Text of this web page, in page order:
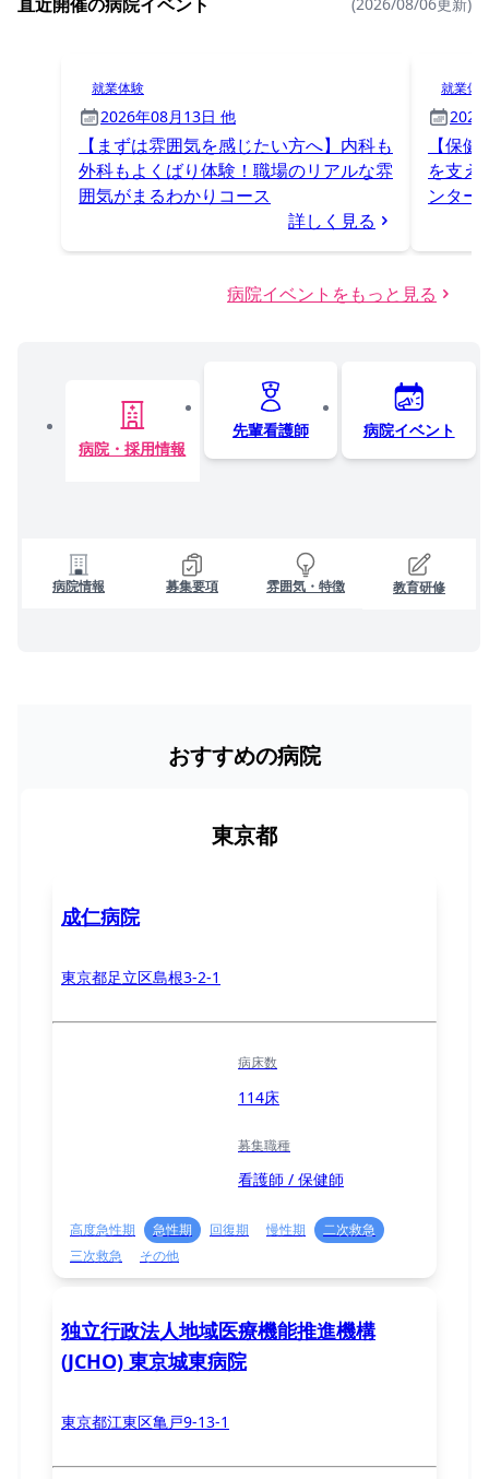
就業体験
2026年08月13日 他
【まずは雰囲気を感じたい方へ】内科も
外科もよくばり体験！職場のリアルな雰
囲気がまるわかりコース
詳しく見る
就業体
2026
【保
を支え
ンター
病院イベントをもっと見る
病院・採用情報
先輩看護師 病院イベント
病院情報 募集要項 雰囲気・特徴 教育研修
おすすめの病院
東京都
成仁病院
東京都足立区島根3-2-1
病床数
114床
募集職種
看護師 / 保健師
高度急性期 急性期 回復期 慢性期
二次救急
三次救急
その他
独立行政法人地域医療機能推進機構
(JCHO) 東京城東病院
東京都江東区亀戸9-13-1